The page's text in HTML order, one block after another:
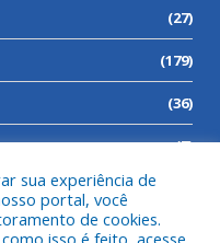
(27)
(179)
(36)
(7)
sua experiência de
portal, você
de cookies.
isso é feito, acesse